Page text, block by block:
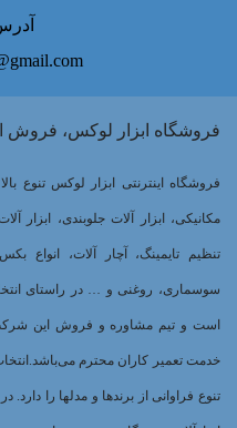
فروشگاه ابزار لوکس، فروش
فروشگاه اینترنتی ابزار لوکس تنوع
مکانیکی، ابزار آلات جلوبندی، ابزار
تنظیم تایمینگ، آچار آلات،
سوسماری، روغنی و … در راستای
است و تیم مشاوره و فروش این
خدمت تعمیر کاران محترم می‌باشد.انتخاب
تنوع فراوانی از برندها و مدلها را